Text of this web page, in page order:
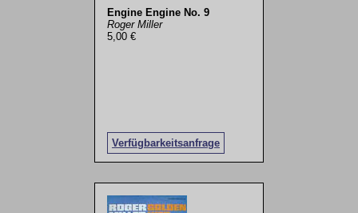
Engine Engine No. 9
Roger Miller
5,00 €
Verfügbarkeitsanfrage